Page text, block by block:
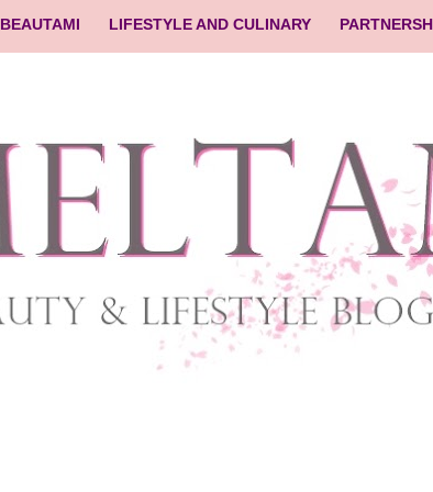
BEAUTAMI LIFESTYLE AND CULINARY